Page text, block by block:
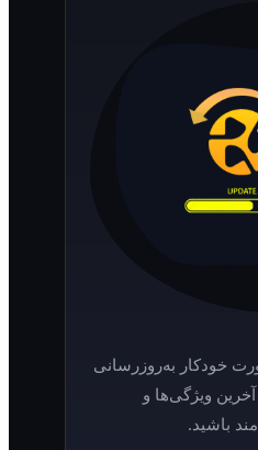
خودکار به‌روزرسانی
ویژگی‌ها و
باشید.